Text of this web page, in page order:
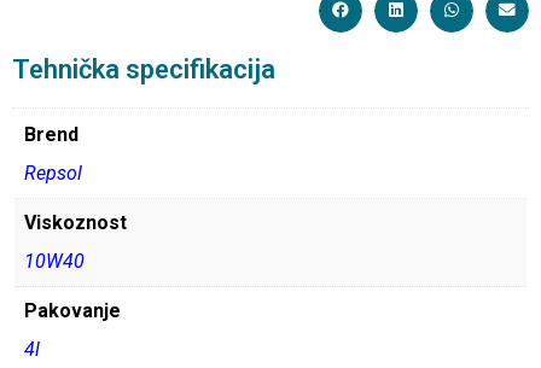
Tehnička specifikacija
Brend
Repsol
Viskoznost
10W40
Pakovanje
4l